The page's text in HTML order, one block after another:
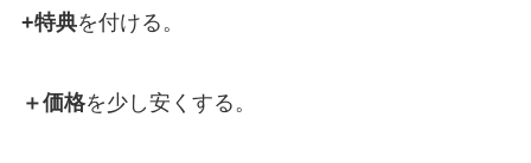
+特典を付ける。
＋価格を少し安くする。